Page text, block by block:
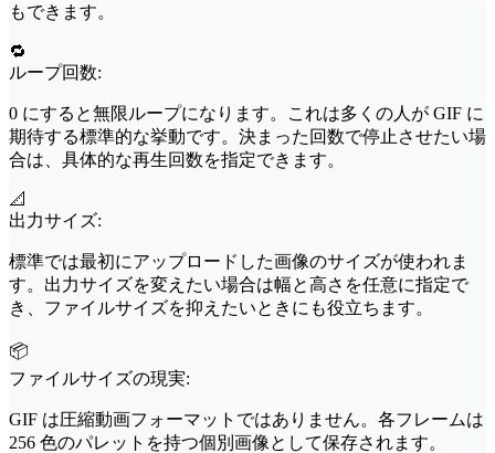
もできます。
🔁
ループ回数:
0 にすると無限ループになります。これは多くの人が GIF に
期待する標準的な挙動です。決まった回数で停止させたい場
合は、具体的な再生回数を指定できます。
📐
出力サイズ:
標準では最初にアップロードした画像のサイズが使われま
す。出力サイズを変えたい場合は幅と高さを任意に指定で
き、ファイルサイズを抑えたいときにも役立ちます。
📦
ファイルサイズの現実:
GIF は圧縮動画フォーマットではありません。各フレームは
256 色のパレットを持つ個別画像として保存されます。